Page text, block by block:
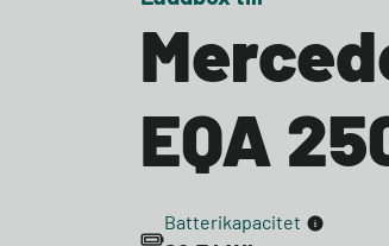
EQA
Batterikapacitet